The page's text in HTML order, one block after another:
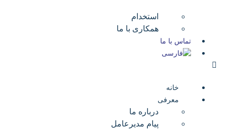
استخدام
همکاری با ما
تماس با ما
خانه
معرفی
درباره ما
پیام مدیرعامل